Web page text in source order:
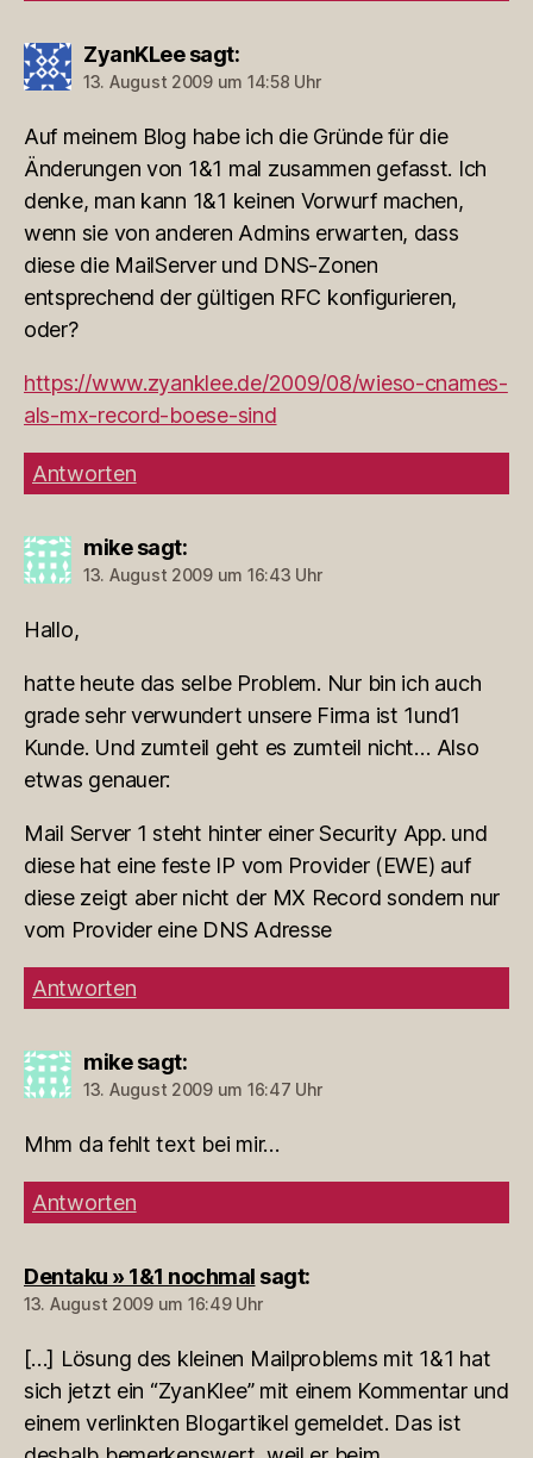
ZyanKLee sagt:
13. August 2009 um 14:58 Uhr
Auf meinem Blog habe ich die Gründe für die
Änderungen von 1&1 mal zusammen gefasst. Ich
denke, man kann 1&1 keinen Vorwurf machen,
wenn sie von anderen Admins erwarten, dass
diese die MailServer und DNS-Zonen
entsprechend der gültigen RFC konfigurieren,
oder?
https://www.zyanklee.de/2009/08/wieso-cnames-
als-mx-record-boese-sind
Antworten
mike sagt:
13. August 2009 um 16:43 Uhr
Hallo,
hatte heute das selbe Problem. Nur bin ich auch
grade sehr verwundert unsere Firma ist 1und1
Kunde. Und zumteil geht es zumteil nicht… Also
etwas genauer:
Mail Server 1 steht hinter einer Security App. und
diese hat eine feste IP vom Provider (EWE) auf
diese zeigt aber nicht der MX Record sondern nur
vom Provider eine DNS Adresse
Antworten
mike sagt:
13. August 2009 um 16:47 Uhr
Mhm da fehlt text bei mir…
Antworten
Dentaku » 1&1 nochmal sagt:
13. August 2009 um 16:49 Uhr
[…] Lösung des kleinen Mailproblems mit 1&1 hat
sich jetzt ein “ZyanKlee” mit einem Kommentar und
einem verlinkten Blogartikel gemeldet. Das ist